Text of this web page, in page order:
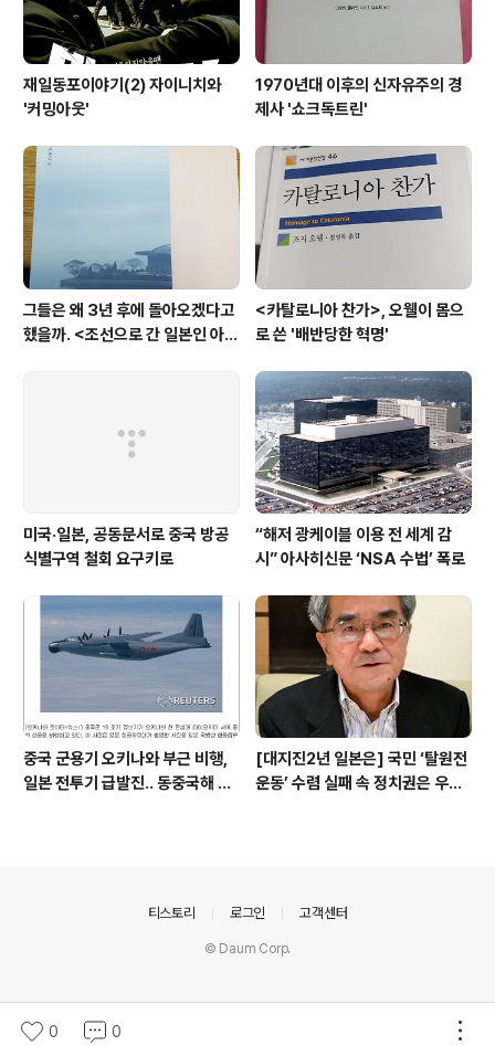
재일동포이야기(2) 자이니치와
'커밍아웃'
1970년대 이후의 신자유주의 경
제사 '쇼크독트린'
그들은 왜 3년 후에 돌아오겠다고
했을까. <조선으로 간 일본인 아내
<카탈로니아 찬가>, 오웰이 몸으
로 쓴 '배반당한 혁명'
미국·일본, 공동문서로 중국 방공
“해저 광케이블 이용 전 세계 감
시” 아사히신문 ‘NSA 수법’ 폭로
중국 군용기 오키나와 부근 비행,
일본 전투기 급발진.. 동중국해 중-
[대지진2년 일본은] 국민 ‘탈원전
운동’ 수렴 실패 속 정치권은 우향
0 0
티스토리 로그인 고객센터
© Daum Corp.